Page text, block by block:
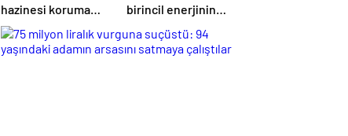
hazinesi koruma
altında
birincil enerjinin
nasıl ölçüleceği
değişti